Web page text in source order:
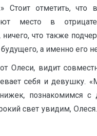
отметить, что
место в
ничего, что также
а именно его
Олеси, видит
себя и девушку.
познакомимся
свет увидим,